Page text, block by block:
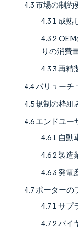
4.3 市場の制約
4.3.1 成熟
4.3.2
りの消費
4.3.3 再精
4.4 バリューチ
4.5 規制の枠組
4.6 エンドユー
4.6.1 自動
4.6.2 製造
4.6.3 発電
4.7 ポーターの
4.7.1 サプ
4.7.2 バイ